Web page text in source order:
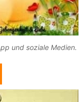
und soziale Medien.